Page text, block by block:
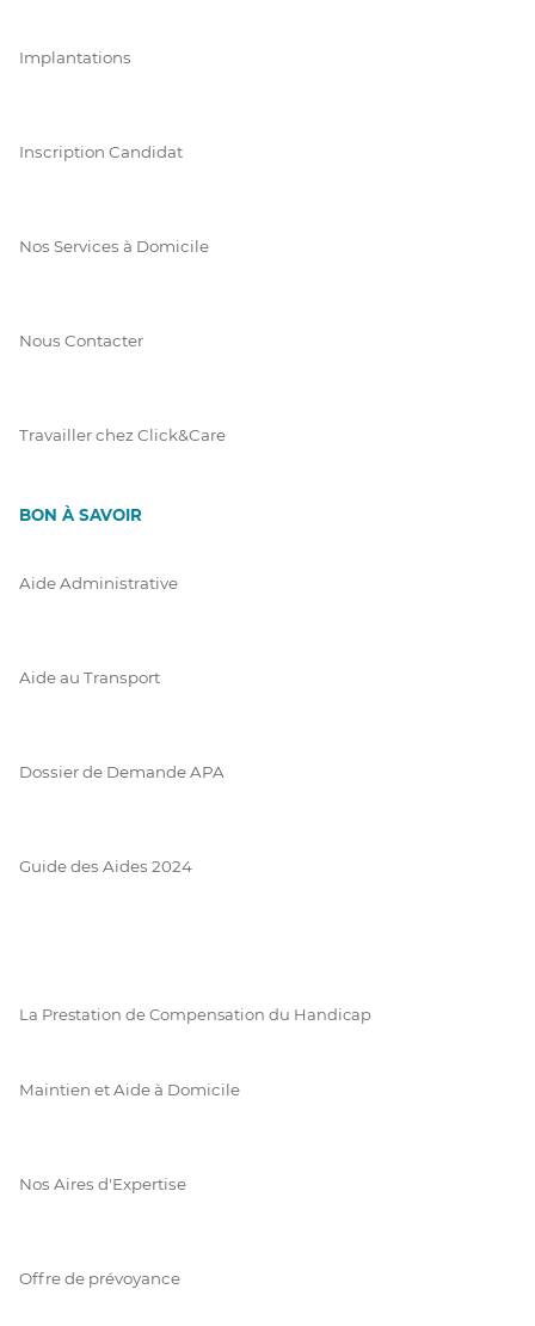
Implantations
Inscription Candidat
Nos Services à Domicile
Nous Contacter
Travailler chez Click&Care
BON À SAVOIR
Aide Administrative
Aide au Transport
Dossier de Demande APA
Guide des Aides 2024
La Prestation de Compensation du Handicap
Maintien et Aide à Domicile
Nos Aires d'Expertise
Offre de prévoyance